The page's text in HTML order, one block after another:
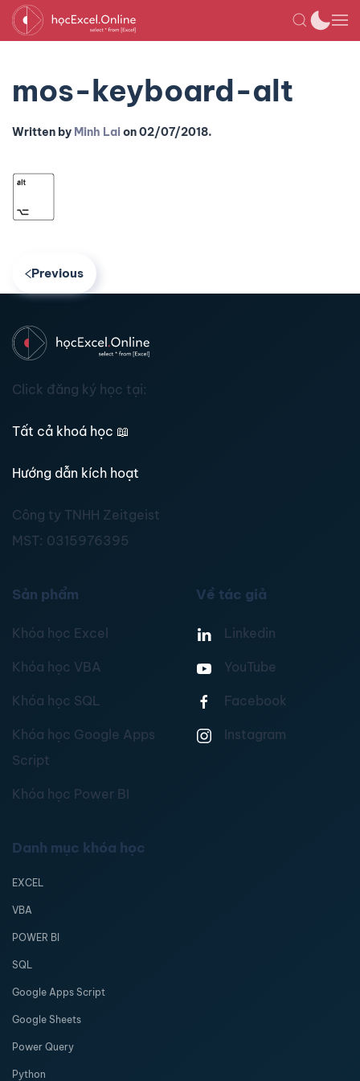
mos-keyboard-alt
Written by Minh Laion02/07/2018.
Previous
Click đăng ký học tại:
Tất cả khoá học 📖
Hướng dẫn kích hoạt
Công ty TNHH Zeitgeist
MST: 0315976395
Sản phẩm
Khóa học Excel
Khóa học VBA
Khóa học SQL
Khóa học Google Apps
Script
Khóa học Power BI
Về tác giả
Linkedin
YouTube
Facebook
Instagram
Danh mục khóa học
EXCEL
VBA
POWER BI
SQL
Google Apps Script
Google Sheets
Power Query
Python